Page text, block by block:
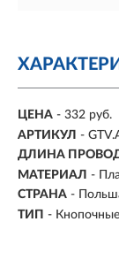
ЦЕНА - 332 руб.
АРТИКУЛ -
ДЛИНА
МАТЕРИАЛ -
СТРАНА -
ТИП - Кнопочные